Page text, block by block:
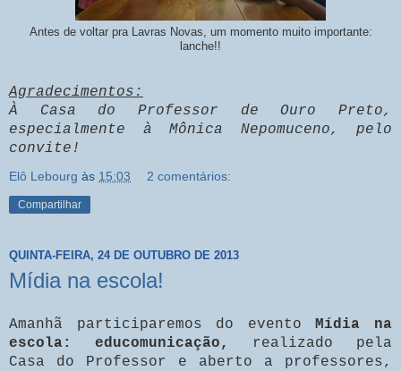
Antes de voltar pra Lavras Novas, um momento muito importante:
lanche!!
Agradecimentos:
À Casa do Professor de Ouro Preto,
especialmente à Mônica Nepomuceno, pelo
convite!
Elô Lebourg às 15:03 2 comentários:
Compartilhar
QUINTA-FEIRA, 24 DE OUTUBRO DE 2013
Mídia na escola!
Amanhã participaremos do evento Mídia na
escola: educomunicação,
realizado pela
Casa do Professor e aberto a professores,